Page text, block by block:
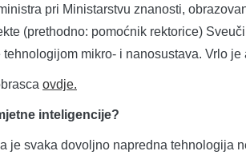
pri Ministarstvu znanosti,
(prethodno: pomoćnik rektorice)
mikro- i nanosustava. Vrlo
ovdje.
inteligencije?
je svaka dovoljno napredna tehnologija